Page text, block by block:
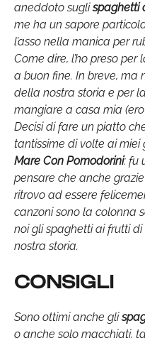
aneddoto suglispaghetti
me ha un sapore
l’asso nella manica per
Come dire, l’ho preso
a buon fine. In breve, ma
della nostra storia e per
mangiare a casa mia
Decisi di fare un piatto
tantissime di volte ai miei
Mare Con Pomodorini: fu
pensare che anche
ritrovo ad essere
canzoni sono la colonna
noi gli spaghetti ai frutti di
nostra storia.
CONSIGLI
Sono ottimi anche gli
o anche solo macchiati,